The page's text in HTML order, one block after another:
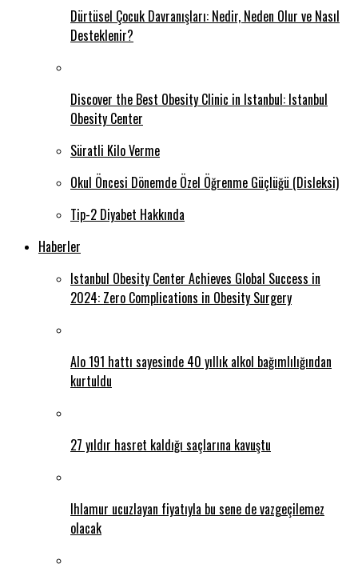
Dürtüsel Çocuk Davranışları: Nedir, Neden Olur ve Nasıl
Desteklenir?
Discover the Best Obesity Clinic in Istanbul: Istanbul
Obesity Center
Süratli Kilo Verme
Okul Öncesi Dönemde Özel Öğrenme Güçlüğü (Disleksi)
Tip-2 Diyabet Hakkında
Haberler
Istanbul Obesity Center Achieves Global Success in
2024: Zero Complications in Obesity Surgery
Alo 191 hattı sayesinde 40 yıllık alkol bağımlılığından
kurtuldu
27 yıldır hasret kaldığı saçlarına kavuştu
Ihlamur ucuzlayan fiyatıyla bu sene de vazgeçilemez
olacak